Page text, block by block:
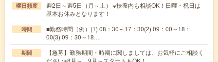
曜日頻度
週2日～週5日（月～土） ※扶養内も相談OK！日曜・祝日は
基本お休みとなります！
時間
■勤務時間（例）(1) 08：30～17：30(2) 09：00～18：
00(3) 09：30～18…
期間
【急募】勤務期間・時期に関しましては、お気軽にご相談く
ださい※8月～、9月～スタートもOK！